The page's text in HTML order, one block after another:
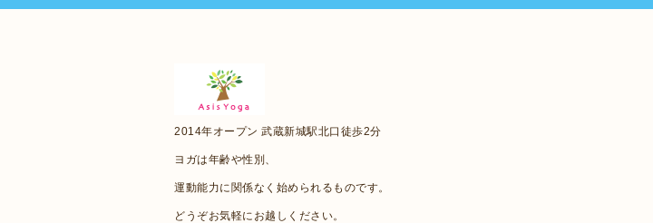
2014年オープン 武蔵新城駅北口徒歩2分
ヨガは年齢や性別、
運動能力に関係なく始められるものです。
どうぞお気軽にお越しください。